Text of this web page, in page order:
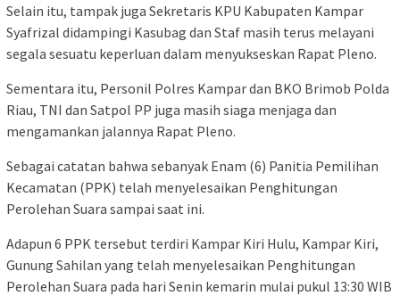
Selain itu, tampak juga Sekretaris KPU Kabupaten Kampar
Syafrizal didampingi Kasubag dan Staf masih terus melayani
segala sesuatu keperluan dalam menyukseskan Rapat Pleno.
Sementara itu, Personil Polres Kampar dan BKO Brimob Polda
Riau, TNI dan Satpol PP juga masih siaga menjaga dan
mengamankan jalannya Rapat Pleno.
Sebagai catatan bahwa sebanyak Enam (6) Panitia Pemilihan
Kecamatan (PPK) telah menyelesaikan Penghitungan
Perolehan Suara sampai saat ini.
Adapun 6 PPK tersebut terdiri Kampar Kiri Hulu, Kampar Kiri,
Gunung Sahilan yang telah menyelesaikan Penghitungan
Perolehan Suara pada hari Senin kemarin mulai pukul 13:30 WIB